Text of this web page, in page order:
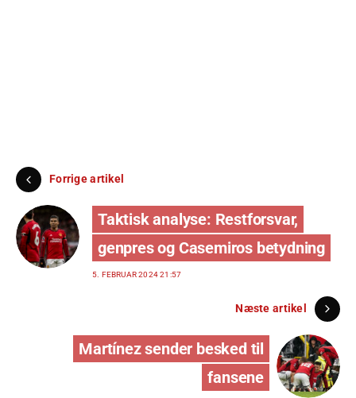
Forrige artikel
Taktisk analyse: Restforsvar,
genpres og Casemiros betydning
5. FEBRUAR 2024 21:57
Næste artikel
Martínez sender besked til
fansene